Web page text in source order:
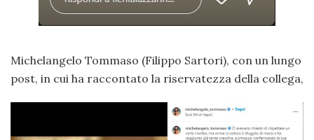
Michelangelo Tommaso (Filippo Sartori), con un lungo
post, in cui ha raccontato la riservatezza della collega,